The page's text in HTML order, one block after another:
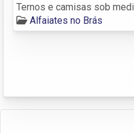
Ternos e camisas sob
Alfaiates no Brás